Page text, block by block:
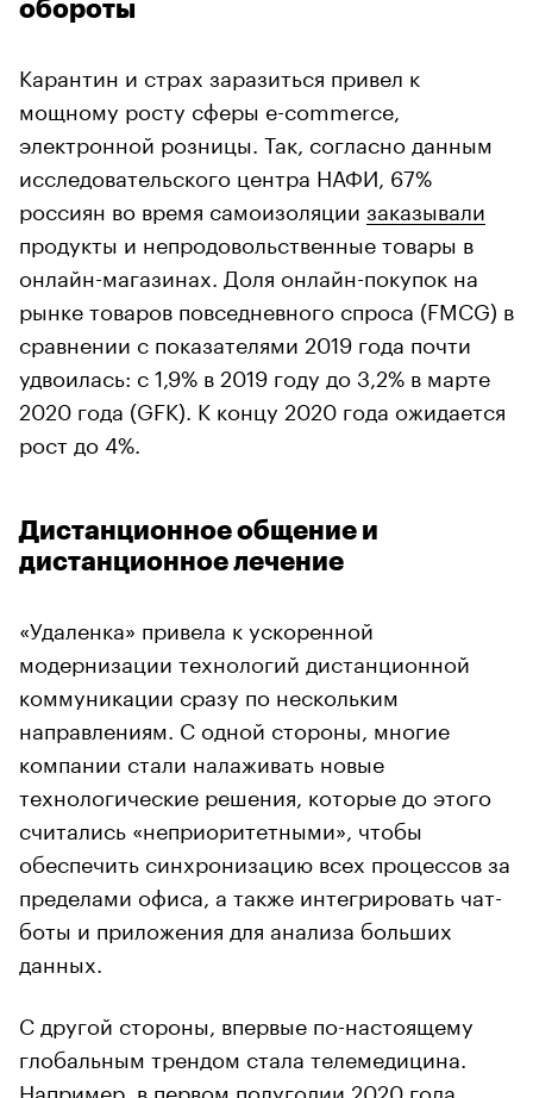
обороты
Карантин и страх заразиться привел к
мощному росту сферы e-commerce,
электронной розницы. Так, согласно данным
исследовательского центра НАФИ, 67%
россиян во время самоизоляции заказывали
продукты и непродовольственные товары в
онлайн-магазинах. Доля онлайн-покупок на
рынке товаров повседневного спроса (FMCG) в
сравнении с показателями 2019 года почти
удвоилась: с 1,9% в 2019 году до 3,2% в марте
2020 года (GFK). К концу 2020 года ожидается
рост до 4%.
Дистанционное общение и
дистанционное лечение
«Удаленка» привела к ускоренной
модернизации технологий дистанционной
коммуникации сразу по нескольким
направлениям. С одной стороны, многие
компании стали налаживать новые
технологические решения, которые до этого
считались «неприоритетными», чтобы
обеспечить синхронизацию всех процессов за
пределами офиса, а также интегрировать чат-
боты и приложения для анализа больших
данных.
С другой стороны, впервые по-настоящему
глобальным трендом стала телемедицина.
Например, в первом полугодии 2020 года